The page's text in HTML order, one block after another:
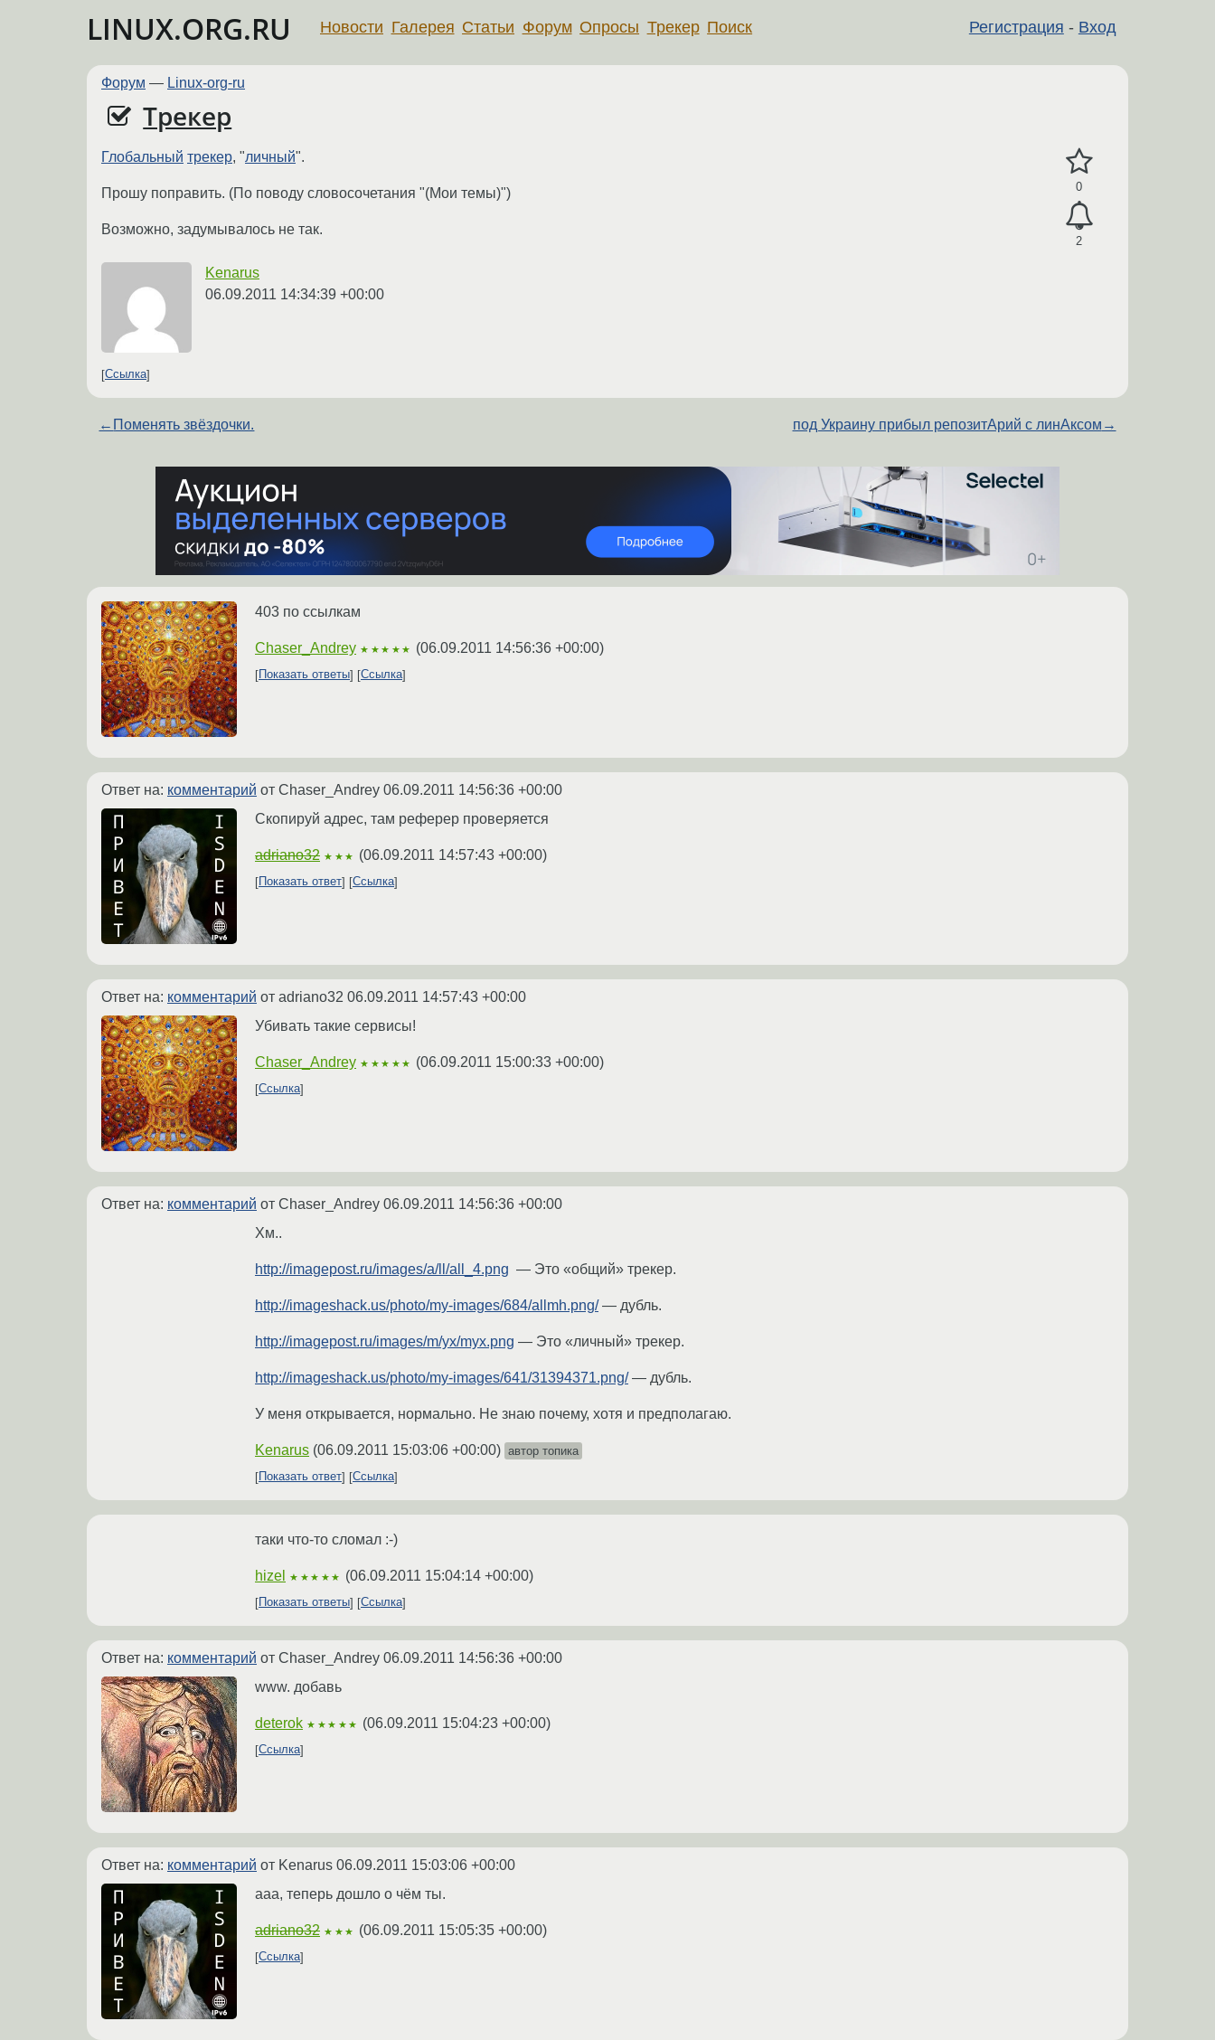
LINUX.ORG.RU Регистрация - Вход
Новости Галерея Статьи Форум Опросы Трекер Поиск
Форум — Linux-org-ru
Трекер
0
2
Глобальный трекер, "личный".
Прошу поправить. (По поводу словосочетания "(Мои темы)")
Возможно, задумывалось не так.
Kenarus
06.09.2011 14:34:39 +00:00
Ссылка
← Поменять звёздочки. под Украину прибыл репозитАрий с линАксом →
403 по ссылкам
Chaser_Andrey ★★★★★ (06.09.2011 14:56:36 +00:00)
Показать ответы Ссылка
Ответ на: комментарий от Chaser_Andrey 06.09.2011 14:56:36 +00:00
Скопируй адрес, там реферер проверяется
adriano32 ★★★ (06.09.2011 14:57:43 +00:00)
Показать ответ Ссылка
Ответ на: комментарий от adriano32 06.09.2011 14:57:43 +00:00
Убивать такие сервисы!
Chaser_Andrey ★★★★★ (06.09.2011 15:00:33 +00:00)
Ссылка
Ответ на: комментарий от Chaser_Andrey 06.09.2011 14:56:36 +00:00
Хм..
http://imagepost.ru/images/a/ll/all_4.png — Это «общий» трекер.
http://imageshack.us/photo/my-images/684/allmh.png/— дубль.
http://imagepost.ru/images/m/yx/myx.png — Это «личный» трекер.
http://imageshack.us/photo/my-images/641/31394371.png/— дубль.
У меня открывается, нормально. Не знаю почему, хотя и предполагаю.
Kenarus (06.09.2011 15:03:06 +00:00) автор топика
Показать ответ
Ссылка
таки что-то сломал :-)
hizel ★★★★★ (06.09.2011 15:04:14 +00:00)
Показать ответы Ссылка
Ответ на: комментарий от Chaser_Andrey 06.09.2011 14:56:36 +00:00
www. добавь
deterok ★★★★★ (06.09.2011 15:04:23 +00:00)
Ссылка
Ответ на: комментарий от Kenarus 06.09.2011 15:03:06 +00:00
ааа, теперь дошло о чём ты.
adriano32 ★★★ (06.09.2011 15:05:35 +00:00)
Ссылка